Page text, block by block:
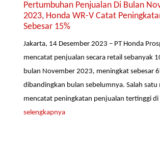
Pertumbuhan Penjualan Di Bulan
2023, Honda WR-V Catat
Sebesar 15%
Jakarta, 14 Desember 2023 – PT Honda
mencatat penjualan secara retail sebanyak
bulan November 2023, meningkat sebesar
dibandingkan bulan sebelumnya. Salah satu
mencatat peningkatan penjualan tertinggi di
selengkapnya